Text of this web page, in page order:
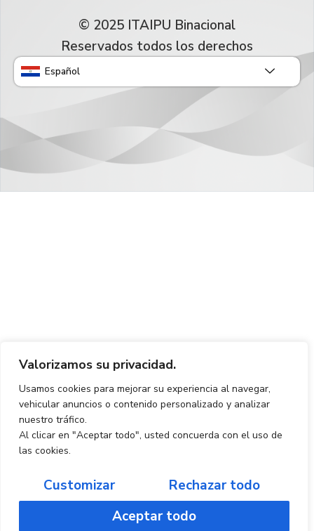
Valorizamos su privacidad.
Usamos cookies para mejorar su experiencia al navegar,
vehicular anuncios o contenido personalizado y analizar
nuestro tráfico.
Al clicar en "Aceptar todo", usted concuerda con el uso de
las cookies.
Customizar
Rechazar todo
Aceptar todo
© 2025 ITAIPU Binacional
Reservados todos los derechos
Español